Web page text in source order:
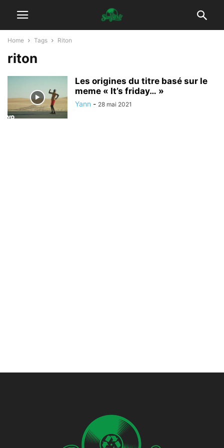
Home Tags Riton
riton
Les origines du titre basé sur le
meme « It’s friday… »
Yann - 28 mai 2021